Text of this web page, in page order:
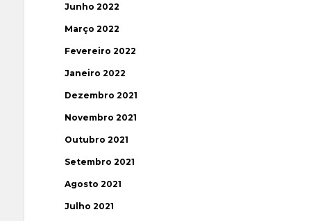
Junho 2022
Março 2022
Fevereiro 2022
Janeiro 2022
Dezembro 2021
Novembro 2021
Outubro 2021
Setembro 2021
Agosto 2021
Julho 2021